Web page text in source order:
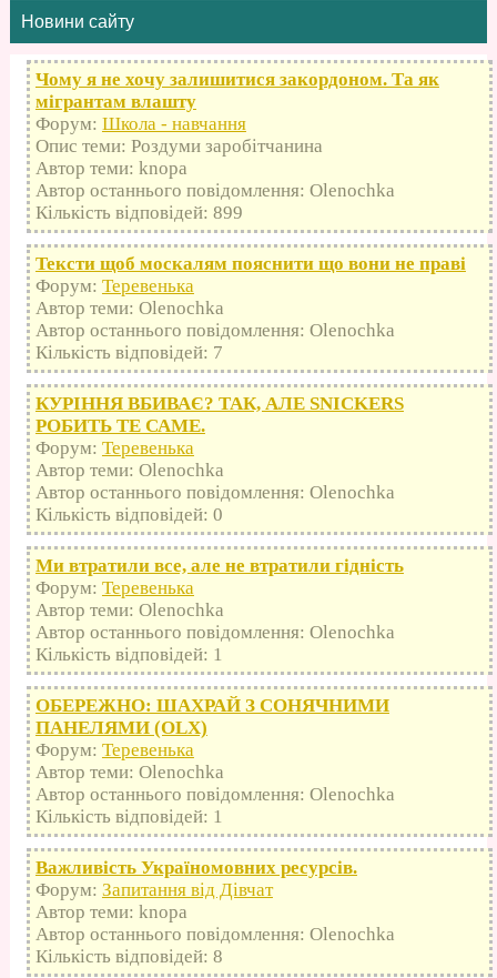
Новини сайту
Чому я не хочу залишитися закордоном. Та як
мігрантам влашту
Форум: Школа - навчання
Опис теми: Роздуми заробітчанина
Автор теми: knopa
Автор останнього повідомлення: Olenochka
Кількість відповідей: 899
Тексти щоб москалям пояснити що вони не праві
Форум: Теревенька
Автор теми: Olenochka
Автор останнього повідомлення: Olenochka
Кількість відповідей: 7
КУРІННЯ ВБИВАЄ? ТАК, АЛЕ SNICKERS
РОБИТЬ ТЕ САМЕ.
Форум: Теревенька
Автор теми: Olenochka
Автор останнього повідомлення: Olenochka
Кількість відповідей: 0
Ми втратили все, але не втратили гідність
Форум: Теревенька
Автор теми: Olenochka
Автор останнього повідомлення: Olenochka
Кількість відповідей: 1
ОБЕРЕЖНО: ШАХРАЙ З СОНЯЧНИМИ
ПАНЕЛЯМИ (OLX)
Форум: Теревенька
Автор теми: Olenochka
Автор останнього повідомлення: Olenochka
Кількість відповідей: 1
Важливість Україномовних ресурсів.
Форум: Запитання від Дівчат
Автор теми: knopa
Автор останнього повідомлення: Olenochka
Кількість відповідей: 8